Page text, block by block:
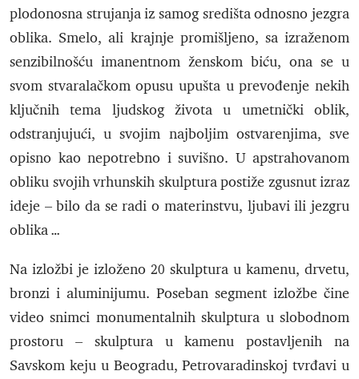
plodonosna strujanja iz samog središta odnosno jezgra
oblika. Smelo, ali krajnje promišljeno, sa izraženom
senzibilnošću imanentnom ženskom biću, ona se u
svom stvaralačkom opusu upušta u prevođenje nekih
ključnih tema ljudskog života u umetnički oblik,
odstranjujući, u svojim najboljim ostvarenjima, sve
opisno kao nepotrebno i suvišno. U apstrahovanom
obliku svojih vrhunskih skulptura postiže zgusnut izraz
ideje – bilo da se radi o materinstvu, ljubavi ili jezgru
oblika …
Na izložbi je izloženo 20 skulptura u kamenu, drvetu,
bronzi i aluminijumu. Poseban segment izložbe čine
video snimci monumentalnih skulptura u slobodnom
prostoru – skulptura u kamenu postavljenih na
Savskom keju u Beogradu, Petrovaradinskoj tvrđavi u